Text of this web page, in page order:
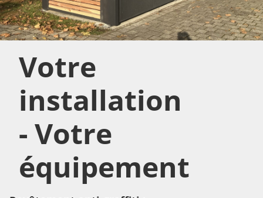
Votre
installation
- Votre
équipement